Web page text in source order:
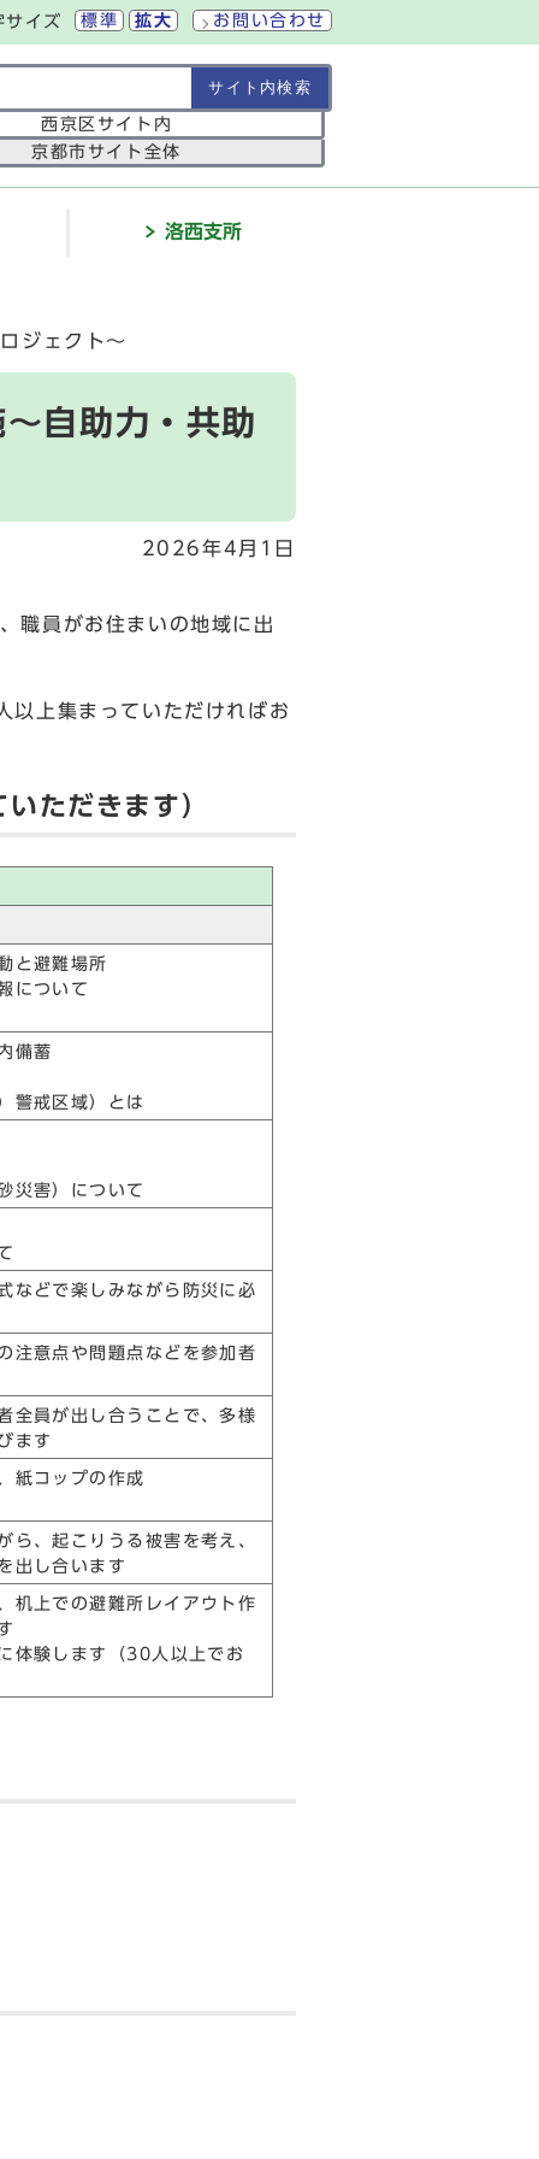
サイズ 標準 拡大 お問い合わせ
囲
西京区サイト内
京都市サイト全体
洛西支所
ジェクト～
自助力・共助
2026年4月1日
職員がお住まいの地域に出
以上集まっていただければお
ただきます）
と避難場所
について
備蓄
警戒区域）とは
災害）について
などで楽しみながら防災に必
注意点や問題点などを参加者
全員が出し合うことで、多様
ます
紙コップの作成
、起こりうる被害を考え、
出し合います
机上での避難所レイアウト作
体験します（30人以上でお